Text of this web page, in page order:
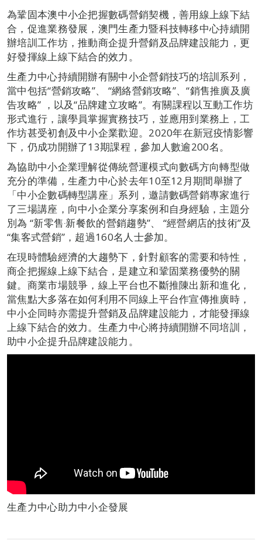
為鞏固本澳中小企把握數碼營銷契機，善用線上線下結
合，促進業務發展，澳門生產力暨科技轉移中心持續開
辦培訓工作坊，推動商企提升營銷及品牌建設能力，更
好發揮線上線下結合的效力。
生產力中心持續開辦有關中小企營銷技巧的培訓系列，
當中包括“營銷攻略”、 “網絡營銷攻略”、“銷售推廣及廣
告攻略” ，以及“品牌建立攻略”。有關課程以互動工作坊
形式進行，讓學員掌握實務技巧，並應用到業務上，工
作坊甚受初創及中小企業歡迎。2020年在新冠疫情影響
下，仍成功開辦了13期課程，參加人數逾200名。
為協助中小企業理解從傳統營運模式向數碼方向轉型做
充分的準備，生產力中心於去年10至12月期間舉辦了
「中小企數碼轉型講座」系列，邀請數碼營銷專家進行
了三場講座，向中小企業分享案例和自身經驗，主題分
別為 “新零售‧新餐飲的營銷趨勢”、 “經營網店的技術”及
“集客式營銷”，超過160名人士參加。
在現時體驗經濟的大趨勢下，針對顧客的需要和特性，
商企把握線上線下結合，是建立和鞏固業務優勢的關
鍵。商業市場競爭，線上平台也不斷推陳出新和進化，
當焦點大多落在如何利用不同線上平台作宣傳推廣時，
中小企同時亦需提升營銷及品牌建設能力，才能發揮線
上線下結合的效力。生產力中心將持續開辦不同培訓，
助中小企提升品牌建設能力。
生產力中心助力中小企發展